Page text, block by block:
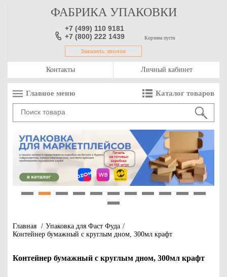
ФАБРИКА УПАКОВКИ
+7 (499) 110 9181
+7 (800) 222 1439
Заказать звонок
Корзина пуста
Контакты Личный кабинет
Главное меню Каталог товаров
Главная / Упаковка для Фаст Фуда /
Контейнер бумажный с круглым дном, 300мл крафт
Контейнер бумажный с круглым дном, 300мл крафт